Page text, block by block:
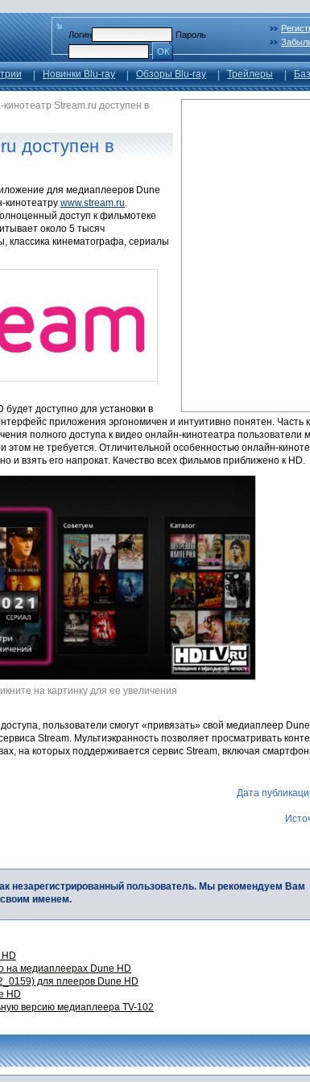
Логин
Пароль
ОК
Новинки Blu-ray Обзоры Blu-ray Трейлеры
Stream.ru доступен в
доступен в
для медиаплееров Dune
кинотеатру www.stream.ru.
доступ к фильмотеке
около 5 тысяч
классика кинематографа, сериалы
доступно для установки в
приложения эргономичен и интуитивно понятен. Часть
полного доступа к видео онлайн-кинотеатра пользователи
этом не требуется. Отличительной особенностью онлайн-
и взять его напрокат. Качество всех фильмов приближено к HD.
на картинку для ее увеличения
пользователи смогут «привязать» свой медиаплеер
Stream. Мультиэкранность позволяет просматривать
на которых поддерживается сервис Stream, включая
Дата
незарегистрированный пользователь. Мы рекомендуем Вам
своим именем.
на медиаплеерах Dune HD
для плееров Dune HD
HD
версию медиаплеера TV-102